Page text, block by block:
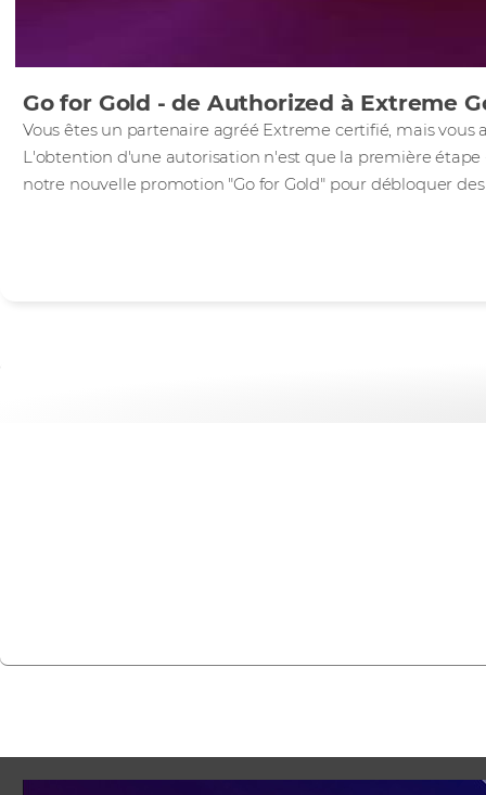
Go for Gold - de Authorized à Extreme
Vous êtes un partenaire agréé Extreme certifié, mais vous
L'obtention d'une autorisation n'est que la première étape
notre nouvelle promotion "Go for Gold" pour débloquer